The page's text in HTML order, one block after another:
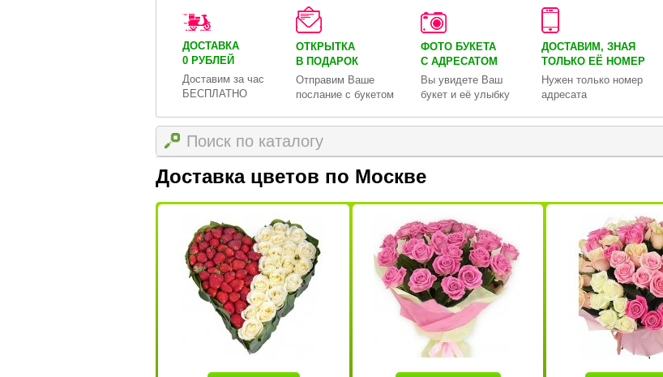
ДОСТАВКА
0 РУБЛЕЙ
Доставим за час
БЕСПЛАТНО
ОТКРЫТКА
В ПОДАРОК
Отправим Ваше
послание с букетом
ФОТО БУКЕТА
С АДРЕСАТОМ
Вы увидете Ваш
букет и её улыбку
ДОСТАВИМ, ЗНАЯ
ТОЛЬКО ЕЁ НОМЕР
Нужен только номер
адресата
Доставка цветов по Москве